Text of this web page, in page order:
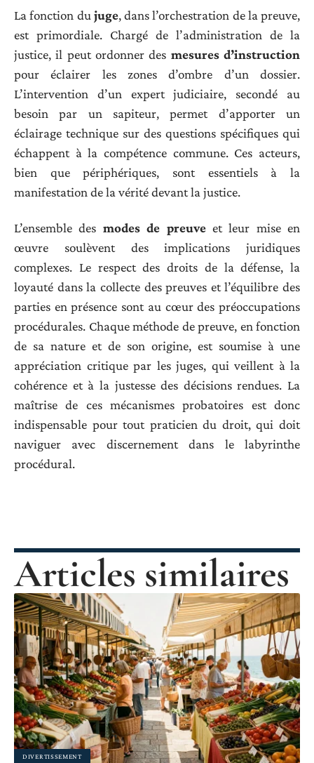
La fonction du juge, dans l’orchestration de la preuve,
est primordiale. Chargé de l’administration de la
justice, il peut ordonner des mesures d’instruction
pour éclairer les zones d’ombre d’un dossier.
L’intervention d’un expert judiciaire, secondé au
besoin par un sapiteur, permet d’apporter un
éclairage technique sur des questions spécifiques qui
échappent à la compétence commune. Ces acteurs,
bien que périphériques, sont essentiels à la
manifestation de la vérité devant la justice.
L’ensemble des modes de preuveet leur mise en
œuvre soulèvent des implications juridiques
complexes. Le respect des droits de la défense, la
loyauté dans la collecte des preuves et l’équilibre des
parties en présence sont au cœur des préoccupations
procédurales. Chaque méthode de preuve, en fonction
de sa nature et de son origine, est soumise à une
appréciation critique par les juges, qui veillent à la
cohérence et à la justesse des décisions rendues. La
maîtrise de ces mécanismes probatoires est donc
indispensable pour tout praticien du droit, qui doit
naviguer avec discernement dans le labyrinthe
procédural.
Articles similaires
DIVERTISSEMENT